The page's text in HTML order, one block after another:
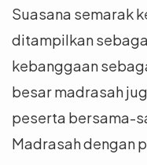
Suasana semarak
ditampilkan
kebanggaan
besar madrasah
peserta bersama-
Madrasah dengan